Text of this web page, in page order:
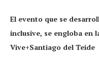
El evento que se
inclusive, se engloba en
Vive+Santiago del Teide